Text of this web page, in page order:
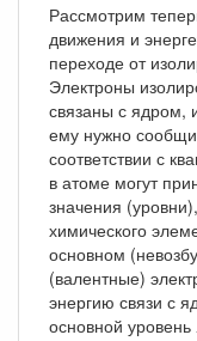
Рассмотрим
движения и
переходе от
Электроны
связаны с ядром,
ему нужно
соответствии с
в атоме могут
значения
химического
основном
(валентные)
энергию связи с
основной уровень